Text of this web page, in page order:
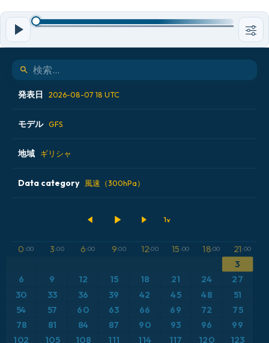
発表日 2026-08-07 18 UTC
2026-08-07 00 UTC
2026-08-07 06 UTC
2026-08-07 12 UTC
モデル GFS
ALADIN CZ 2.3 km
ECMWF AIFS [AI]
ICON ドイツ 2 km
地域 ギリシャ
アイスランド
イタリア
オーストリア
Data category 風速（300hPa）
気温異常（2m）
気温異常（850hPa）
0 :00 3:00 6:00 9:00 12:00 15 :00 18:00 21:00
3
6
9 12 15 18 21 24 27
30 33 36 39 42 45 48 51
54 57 60 63 66 69 72
75
78
81 84 87 90 93 96 99
102 105 108 111 114 117 120 123